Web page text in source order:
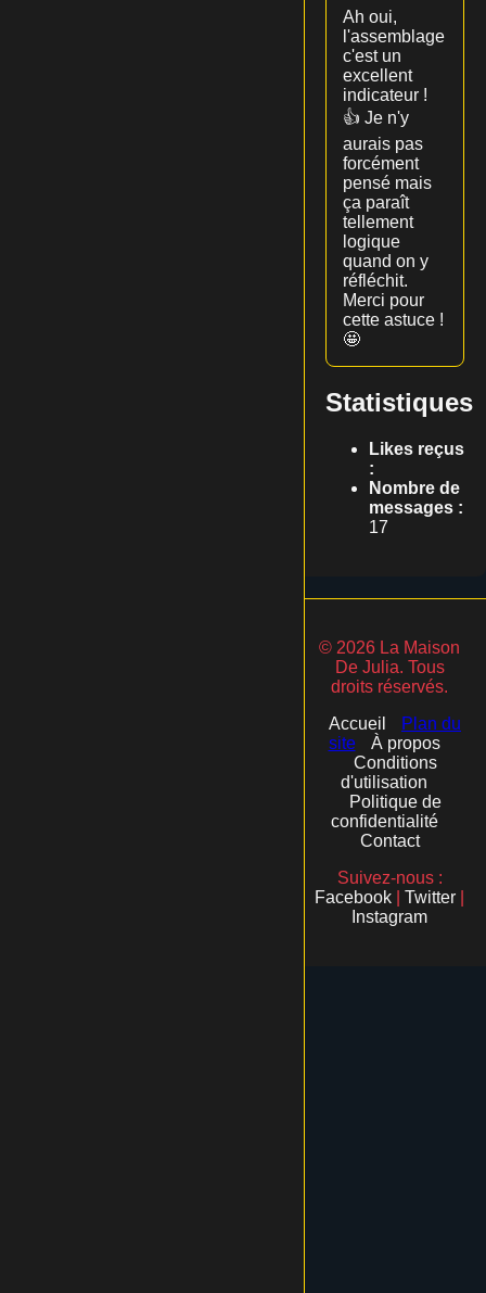
Ah oui,
l'assemblage
c'est un
excellent
indicateur !
👍 Je n'y
aurais pas
forcément
pensé mais
ça paraît
tellement
logique
quand on y
réfléchit.
Merci pour
cette astuce !
🤩
Statistiques
Likes reçus
:
Nombre de
messages :
17
© 2026 La Maison
De Julia. Tous
droits réservés.
Accueil
Plan du
site
À propos
Conditions
d'utilisation
Politique de
confidentialité
Contact
Suivez-nous :
Facebook
Twitter
Instagram